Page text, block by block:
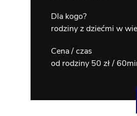
Dla kogo?
rodziny z dziećmi w
Cena / czas
od rodziny 50 zł /